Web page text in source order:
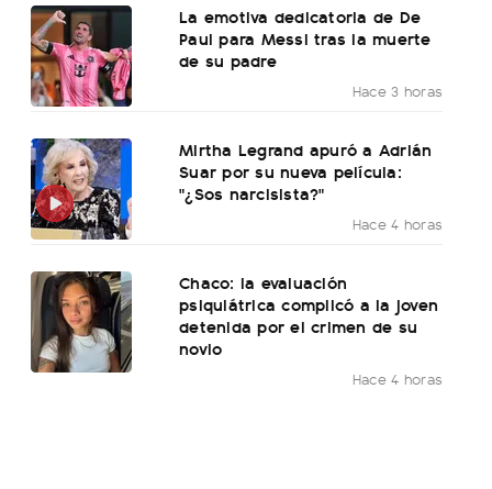
La emotiva dedicatoria de De
Paul para Messi tras la muerte
de su padre
Hace 3 horas
Mirtha Legrand apuró a Adrián
Suar por su nueva película:
"¿Sos narcisista?"
Hace 4 horas
Chaco: la evaluación
psiquiátrica complicó a la joven
detenida por el crimen de su
novio
Hace 4 horas